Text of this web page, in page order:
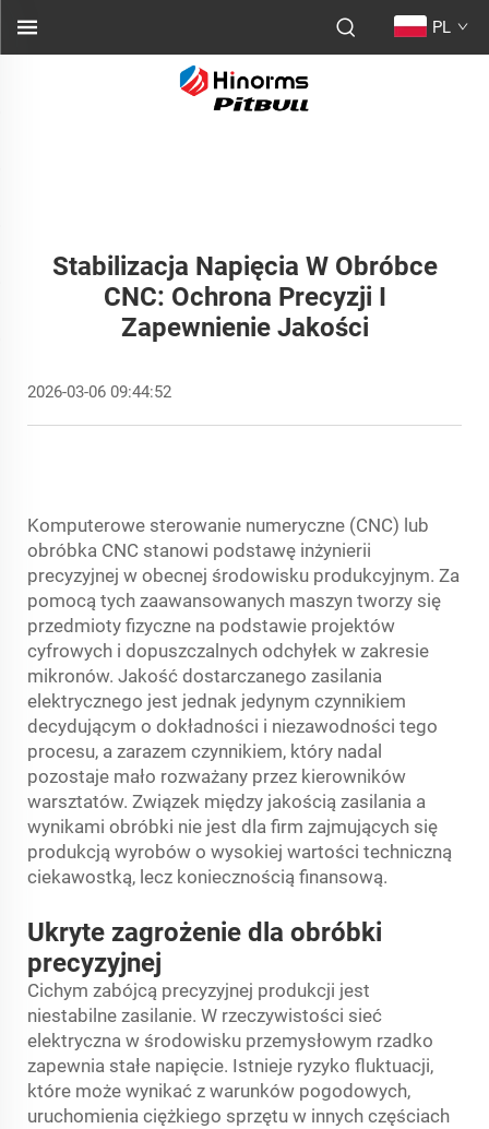
PL
Stabilizacja Napięcia W Obróbce
CNC: Ochrona Precyzji I
Zapewnienie Jakości
2026-03-06 09:44:52
Komputerowe sterowanie numeryczne (CNC) lub
obróbka CNC stanowi podstawę inżynierii
precyzyjnej w obecnej środowisku produkcyjnym. Za
pomocą tych zaawansowanych maszyn tworzy się
przedmioty fizyczne na podstawie projektów
cyfrowych i dopuszczalnych odchyłek w zakresie
mikronów. Jakość dostarczanego zasilania
elektrycznego jest jednak jedynym czynnikiem
decydującym o dokładności i niezawodności tego
procesu, a zarazem czynnikiem, który nadal
pozostaje mało rozważany przez kierowników
warsztatów. Związek między jakością zasilania a
wynikami obróbki nie jest dla firm zajmujących się
produkcją wyrobów o wysokiej wartości techniczną
ciekawostką, lecz koniecznością finansową.
Ukryte zagrożenie dla obróbki
precyzyjnej
Cichym zabójcą precyzyjnej produkcji jest
niestabilne zasilanie. W rzeczywistości sieć
elektryczna w środowisku przemysłowym rzadko
zapewnia stałe napięcie. Istnieje ryzyko fluktuacji,
które może wynikać z warunków pogodowych,
uruchomienia ciężkiego sprzętu w innych częściach